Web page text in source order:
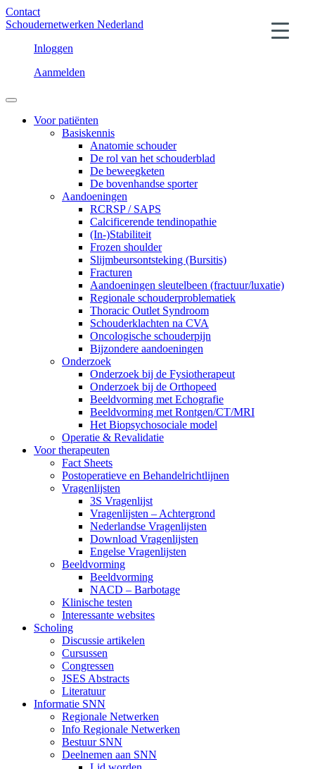
Contact
Schoudernetwerken Nederland
Inloggen
Aanmelden
Voor patiënten
Basiskennis
Anatomie schouder
De rol van het schouderblad
De beweegketen
De bovenhandse sporter
Aandoeningen
RCRSP / SAPS
Calcificerende tendinopathie
(In-)Stabiliteit
Frozen shoulder
Slijmbeursontsteking (Bursitis)
Fracturen
Aandoeningen sleutelbeen (fractuur/luxatie)
Regionale schouderproblematiek
Thoracic Outlet Syndroom
Schouderklachten na CVA
Oncologische schouderpijn
Bijzondere aandoeningen
Onderzoek
Onderzoek bij de Fysiotherapeut
Onderzoek bij de Orthopeed
Beeldvorming met Echografie
Beeldvorming met Rontgen/CT/MRI
Het Biopsychosociale model
Operatie & Revalidatie
Voor therapeuten
Fact Sheets
Postoperatieve en Behandelrichtlijnen
Vragenlijsten
3S Vragenlijst
Vragenlijsten – Achtergrond
Nederlandse Vragenlijsten
Download Vragenlijsten
Engelse Vragenlijsten
Beeldvorming
Beeldvorming
NACD – Barbotage
Klinische testen
Interessante websites
Scholing
Discussie artikelen
Cursussen
Congressen
JSES Abstracts
Literatuur
Informatie SNN
Regionale Netwerken
Info Regionale Netwerken
Bestuur SNN
Deelnemen aan SNN